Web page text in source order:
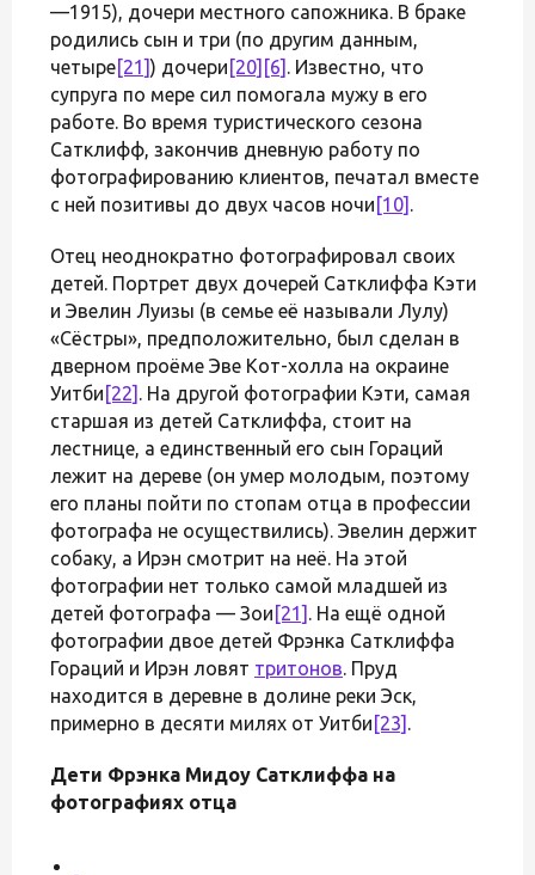
—1915), дочери местного сапожника. В браке
родились сын и три (по другим данным,
четыре[21]) дочери [20] [6] . Известно, что
супруга по мере сил помогала мужу в его
работе. Во время туристического сезона
Сатклифф, закончив дневную работу по
фотографированию клиентов, печатал вместе
с ней позитивы до двух часов ночи [10] .
Отец неоднократно фотографировал своих
детей. Портрет двух дочерей Сатклиффа Кэти
и Эвелин Луизы (в семье её называли Лулу)
«Сёстры», предположительно, был сделан в
дверном проёме Эве Кот-холла на окраине
Уитби [22] . На другой фотографии Кэти, самая
старшая из детей Сатклиффа, стоит на
лестнице, а единственный его сын Гораций
лежит на дереве (он умер молодым, поэтому
его планы пойти по стопам отца в профессии
фотографа не осуществились). Эвелин держит
собаку, а Ирэн смотрит на неё. На этой
фотографии нет только самой младшей из
детей фотографа — Зои [21] . На ещё одной
фотографии двое детей Фрэнка Сатклиффа
Гораций и Ирэн ловят тритонов. Пруд
находится в деревне в долине реки Эск,
примерно в десяти милях от Уитби [23] .
Дети Фрэнка Мидоу Сатклиффа на
фотографиях отца